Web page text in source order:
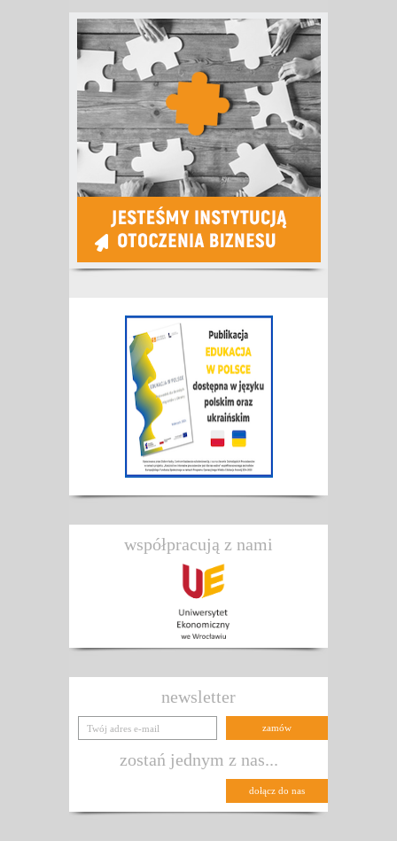
współpracują z nami
newsletter
zostań jednym z nas...